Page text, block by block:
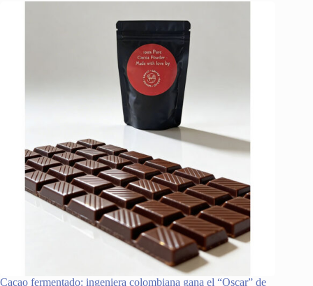
Cacao fermentado: ingeniera colombiana gana el “Oscar” de